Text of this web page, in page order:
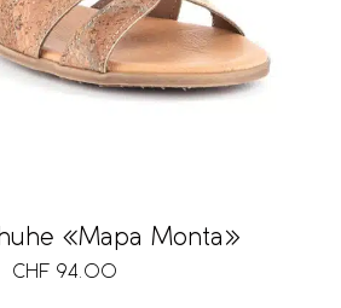
«Mapa Monta»
CHF 94.00